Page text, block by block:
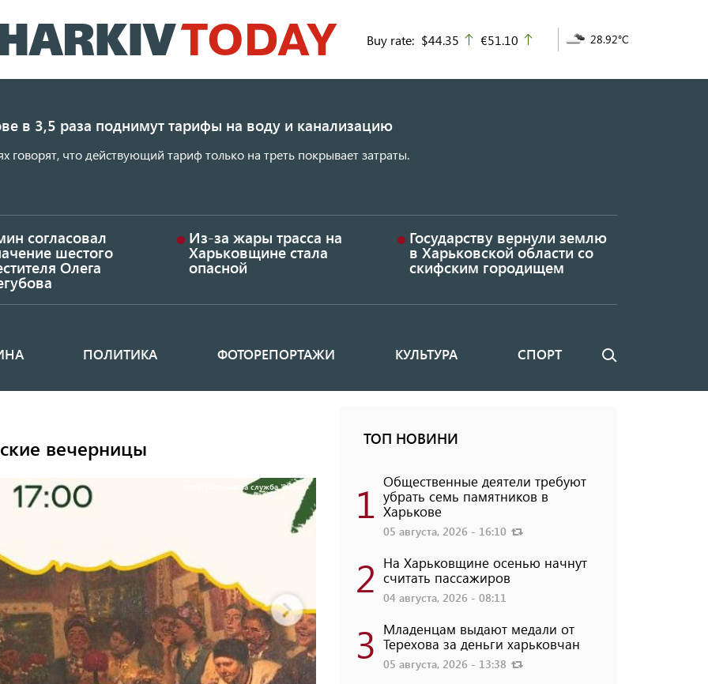
к
основному
Buy rate: $44.35 up
€51.10 28.92°C
в 3,5 раза поднимут тарифы на воду и канализацию
говорят, что действующий тариф только на треть покрывает затраты.
согласовал
шестого
Олега
Из-за жары трасса на
Харьковщине стала
опасной
Государству вернули землю
в Харьковской области со
скифским городищем
ПОЛИТИКА ФОТОРЕПОРТАЖИ КУЛЬТУРА СПОРТ Поиск
вечерницы
Фото: Патронатна служба "Хартії"
ТОП НОВИНИ
1 Общественные деятели требуют
убрать семь памятников в
Харькове
05 августа, 2026 - 16:10
2 На Харьковщине осенью начнут
считать пассажиров
04 августа, 2026 - 08:11
3 Младенцам выдают медали от
Терехова за деньги харьковчан
05 августа, 2026 - 13:38